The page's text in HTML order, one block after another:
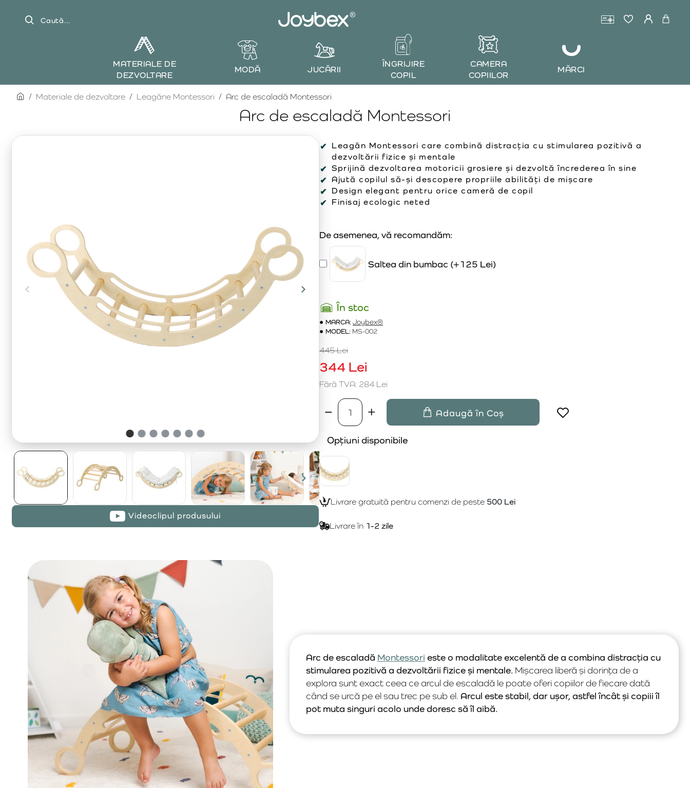
Caută...
MATERIALE DE
DEZVOLTARE
MODĂ JUCĂRII
ÎNGRIJIRE
COPIL
CAMERA
COPIILOR
MĂRCI
Arc de escaladă Montessori
homeMateriale de dezvoltare Leagăne Montessori Arc de escaladă Montessori
Videoclipul produsului
Leagăn Montessori care combină distracția cu stimularea pozitivă a
dezvoltării fizice și mentale
Sprijină dezvoltarea motoricii grosiere și dezvoltă încrederea în sine
Ajută copilul să-și descopere propriile abilități de mișcare
Design elegant pentru orice cameră de copil
Finisaj ecologic neted
În stoc
MARCA:Joybex®
MODEL: MS-002
344 Lei
445 Lei
Fără TVA: 284 Lei
De asemenea, vă recomandăm:
Saltea din bumbac (+125 Lei)
Adaugă în Coș
Opțiuni disponibile
Livrare gratuită pentru comenzi de peste 500 Lei
Livrare în 1-2 zile
Arc de escaladă Montessori este o modalitate excelentă de a combina distracția cu
stimularea pozitivă a dezvoltării fizice și mentale. Mișcarea liberă și dorința de a
explora sunt exact ceea ce arcul de escaladă le poate oferi copiilor de fiecare dată
când se urcă pe el sau trec pe sub el. Arcul este stabil, dar ușor, astfel încât și copiii îl
pot muta singuri acolo unde doresc să îl aibă.